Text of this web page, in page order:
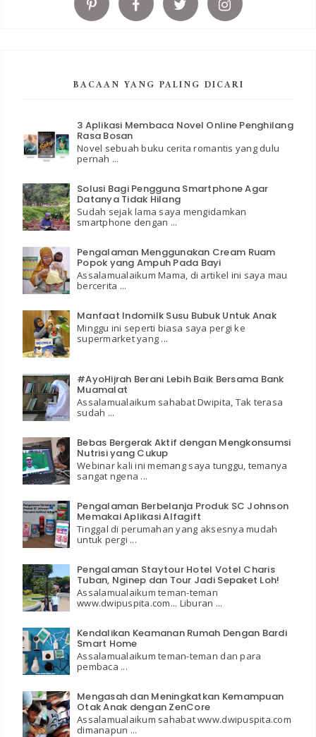
BACAAN YANG PALING DICARI
3 Aplikasi Membaca Novel Online Penghilang
Rasa Bosan
Novel sebuah buku cerita romantis yang dulu
pernah ...
Solusi Bagi Pengguna Smartphone Agar
Datanya Tidak Hilang
Sudah sejak lama saya mengidamkan
smartphone dengan ...
Pengalaman Menggunakan Cream Ruam
Popok yang Ampuh Pada Bayi
Assalamualaikum Mama, di artikel ini saya mau
bercerita ...
Manfaat Indomilk Susu Bubuk Untuk Anak
Minggu ini seperti biasa saya pergi ke
supermarket yang ...
#AyoHijrah Berani Lebih Baik Bersama Bank
Muamalat
Assalamualaikum sahabat Dwipita, Tak terasa
sudah ...
Bebas Bergerak Aktif dengan Mengkonsumsi
Nutrisi yang Cukup
Webinar kali ini memang saya tunggu, temanya
sangat ngena ...
Pengalaman Berbelanja Produk SC Johnson
Memakai Aplikasi Alfagift
Tinggal di perumahan yang aksesnya mudah
untuk pergi ...
Pengalaman Staytour Hotel Votel Charis
Tuban, Nginep dan Tour Jadi Sepaket Loh!
Assalamualaikum teman-teman
www.dwipuspita.com... Liburan ...
Kendalikan Keamanan Rumah Dengan Bardi
Smart Home
Assalamualaikum teman-teman dan para
pembaca ...
Mengasah dan Meningkatkan Kemampuan
Otak Anak dengan ZenCore
Assalamualaikum sahabat www.dwipuspita.com
dimanapun ...